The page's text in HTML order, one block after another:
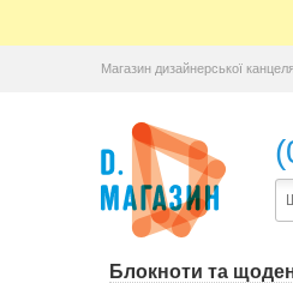
Магазин дизайнерської
Блокноти та